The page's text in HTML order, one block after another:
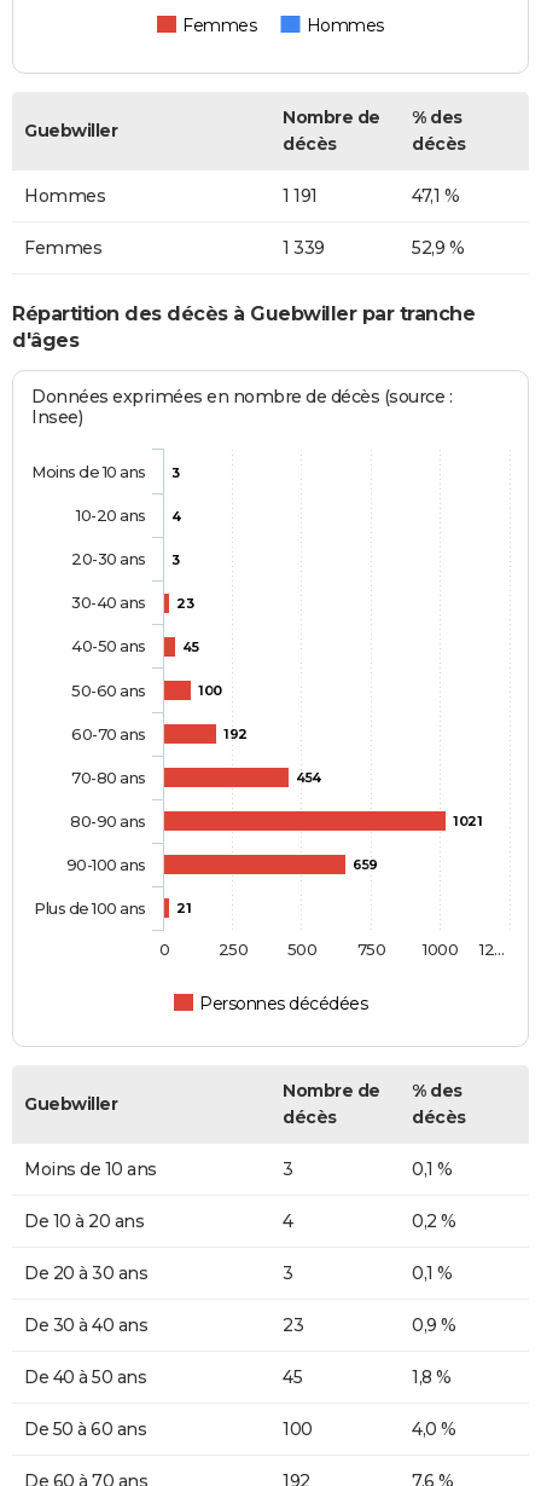
Femmes Hommes
Guebwiller
Nombre de
décès
% des
décès
Hommes 1 191 47,1 %
Femmes 1 339 52,9 %
Répartition des décès à Guebwiller par tranche
d'âges
Données exprimées en nombre de décès (source :
Insee)
3
4
3
23
45
100
192
454
1021
659
21
Personnes décédées
Moins de 10 ans
10-20 ans
20-30 ans
30-40 ans
40-50 ans
50-60 ans
60-70 ans
70-80 ans
80-90 ans
90-100 ans
Plus de 100 ans
0 1000
250 500 750 12…
Guebwiller
Nombre de
décès
% des
décès
Moins de 10 ans 3 0,1 %
De 10 à 20 ans 4 0,2 %
De 20 à 30 ans 3 0,1 %
De 30 à 40 ans 23 0,9 %
De 40 à 50 ans 45 1,8 %
De 50 à 60 ans 100 4,0 %
De 60 à 70 ans 192 7,6 %